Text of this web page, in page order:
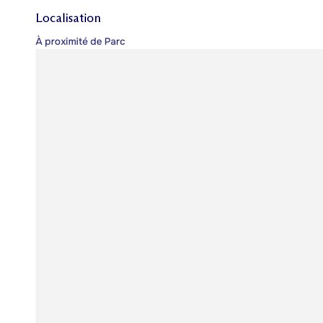
Localisation
À proximité de Parc